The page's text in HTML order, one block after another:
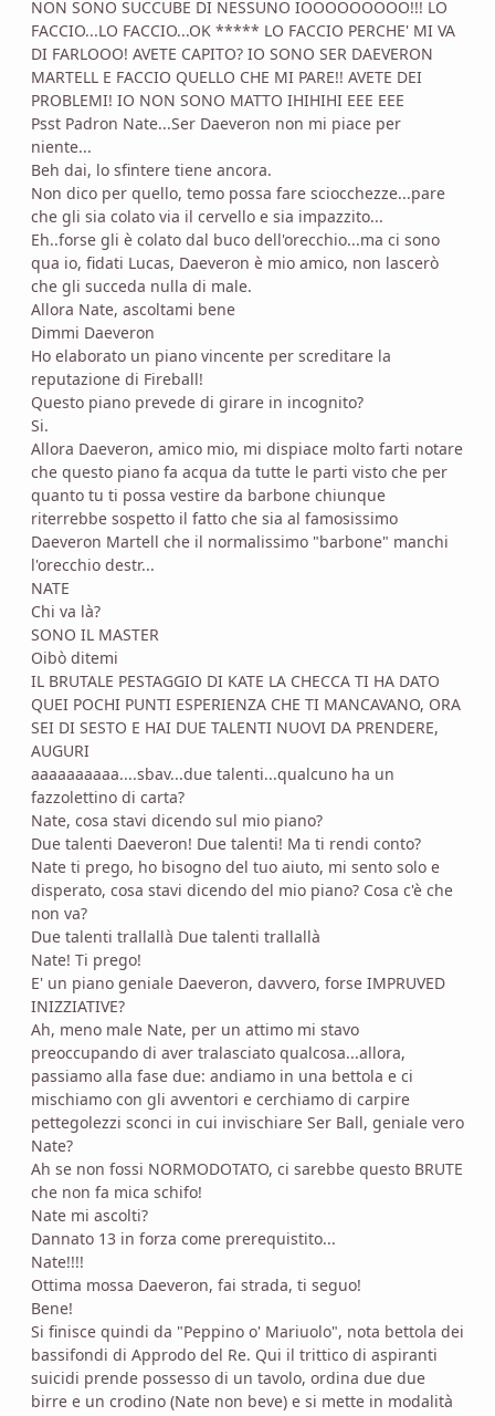
NON SONO SUCCUBE DI NESSUNO IOOOOOOOOO!!! LO
FACCIO...LO FACCIO...OK ***** LO FACCIO PERCHE' MI VA
DI FARLOOO! AVETE CAPITO? IO SONO SER DAEVERON
MARTELL E FACCIO QUELLO CHE MI PARE!! AVETE DEI
PROBLEMI! IO NON SONO MATTO IHIHIHI EEE EEE
Psst Padron Nate...Ser Daeveron non mi piace per
niente...
Beh dai, lo sfintere tiene ancora.
Non dico per quello, temo possa fare sciocchezze...pare
che gli sia colato via il cervello e sia impazzito...
Eh..forse gli è colato dal buco dell'orecchio...ma ci sono
qua io, fidati Lucas, Daeveron è mio amico, non lascerò
che gli succeda nulla di male.
Allora Nate, ascoltami bene
Dimmi Daeveron
Ho elaborato un piano vincente per screditare la
reputazione di Fireball!
Questo piano prevede di girare in incognito?
Si.
Allora Daeveron, amico mio, mi dispiace molto farti notare
che questo piano fa acqua da tutte le parti visto che per
quanto tu ti possa vestire da barbone chiunque
riterrebbe sospetto il fatto che sia al famosissimo
Daeveron Martell che il normalissimo "barbone" manchi
l'orecchio destr...
NATE
Chi va là?
SONO IL MASTER
Oibò ditemi
IL BRUTALE PESTAGGIO DI KATE LA CHECCA TI HA DATO
QUEI POCHI PUNTI ESPERIENZA CHE TI MANCAVANO, ORA
SEI DI SESTO E HAI DUE TALENTI NUOVI DA PRENDERE,
AUGURI
aaaaaaaaaa....sbav...due talenti...qualcuno ha un
fazzolettino di carta?
Nate, cosa stavi dicendo sul mio piano?
Due talenti Daeveron! Due talenti! Ma ti rendi conto?
Nate ti prego, ho bisogno del tuo aiuto, mi sento solo e
disperato, cosa stavi dicendo del mio piano? Cosa c'è che
non va?
Due talenti trallallà Due talenti trallallà
Nate! Ti prego!
E' un piano geniale Daeveron, davvero, forse IMPRUVED
INIZZIATIVE?
Ah, meno male Nate, per un attimo mi stavo
preoccupando di aver tralasciato qualcosa...allora,
passiamo alla fase due: andiamo in una bettola e ci
mischiamo con gli avventori e cerchiamo di carpire
pettegolezzi sconci in cui invischiare Ser Ball, geniale vero
Nate?
Ah se non fossi NORMODOTATO, ci sarebbe questo BRUTE
che non fa mica schifo!
Nate mi ascolti?
Dannato 13 in forza come prerequistito...
Nate!!!!
Ottima mossa Daeveron, fai strada, ti seguo!
Bene!
Si finisce quindi da "Peppino o' Mariuolo", nota bettola dei
bassifondi di Approdo del Re. Qui il trittico di aspiranti
suicidi prende possesso di un tavolo, ordina due due
birre e un crodino (Nate non beve) e si mette in modalità